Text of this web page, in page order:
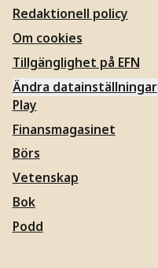
Redaktionell policy
Om cookies
Tillgänglighet på EFN
Ändra datainställningar
Play
Finansmagasinet
Börs
Vetenskap
Bok
Podd